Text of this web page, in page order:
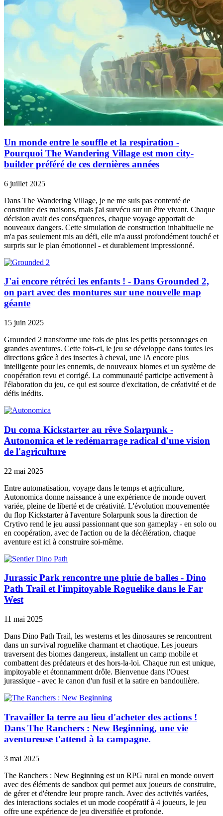
Un monde entre le souffle et la respiration -
Pourquoi The Wandering Village est mon city-
builder préféré de ces dernières années
6 juillet 2025
Dans The Wandering Village, je ne me suis pas contenté de
construire des maisons, mais j'ai survécu sur un être vivant. Chaque
décision avait des conséquences, chaque voyage apportait de
nouveaux dangers. Cette simulation de construction inhabituelle ne
m'a pas seulement mis au défi, elle m'a aussi profondément touché et
surpris sur le plan émotionnel - et durablement impressionné.
J'ai encore rétréci les enfants ! - Dans Grounded 2,
on part avec des montures sur une nouvelle map
géante
15 juin 2025
Grounded 2 transforme une fois de plus les petits personnages en
grandes aventures. Cette fois-ci, le jeu se développe dans toutes les
directions grâce à des insectes à cheval, une IA encore plus
intelligente pour les ennemis, de nouveaux biomes et un système de
coopération revu et corrigé. La communauté participe activement à
l'élaboration du jeu, ce qui est source d'excitation, de créativité et de
défis inédits.
Du coma Kickstarter au rêve Solarpunk -
Autonomica et le redémarrage radical d'une vision
de l'agriculture
22 mai 2025
Entre automatisation, voyage dans le temps et agriculture,
Autonomica donne naissance à une expérience de monde ouvert
variée, pleine de liberté et de créativité. L'évolution mouvementée
du flop Kickstarter à l'aventure Solarpunk sous la direction de
Crytivo rend le jeu aussi passionnant que son gameplay - en solo ou
en coopération, avec de l'action ou de la décélération, chaque
aventure est ici à construire soi-même.
Jurassic Park rencontre une pluie de balles - Dino
Path Trail et l'impitoyable Roguelike dans le Far
West
11 mai 2025
Dans Dino Path Trail, les westerns et les dinosaures se rencontrent
dans un survival roguelike charmant et chaotique. Les joueurs
traversent des biomes dangereux, installent un camp mobile et
combattent des prédateurs et des hors-la-loi. Chaque run est unique,
impitoyable et étonnamment drôle. Bienvenue dans l'Ouest
jurassique - avec le canon d'un fusil et la satire en bandoulière.
Travailler la terre au lieu d'acheter des actions !
Dans The Ranchers : New Beginning, une vie
aventureuse t'attend à la campagne.
3 mai 2025
The Ranchers : New Beginning est un RPG rural en monde ouvert
avec des éléments de sandbox qui permet aux joueurs de construire,
de gérer et d'étendre leur propre ranch. Avec des activités variées,
des interactions sociales et un mode coopératif à 4 joueurs, le jeu
offre une expérience de jeu diversifiée et profonde.